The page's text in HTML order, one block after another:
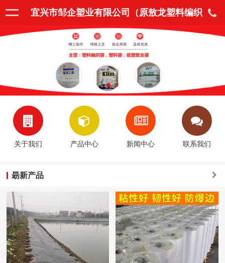
宜兴市邹企塑业有限公司（原敖龙塑料编织
袋厂）
关于我们 产品中心 新闻中心 联系我们
朂新产品